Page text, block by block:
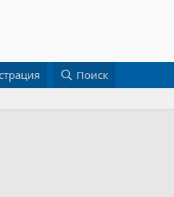
Поиск